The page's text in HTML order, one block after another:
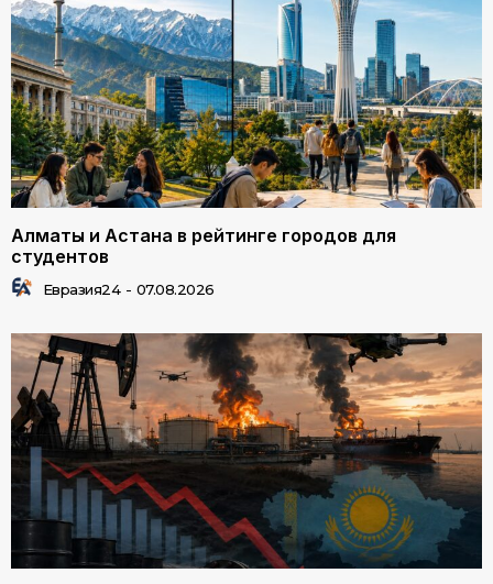
Алматы и Астана в рейтинге городов для
студентов
Евразия24 - 07.08.2026